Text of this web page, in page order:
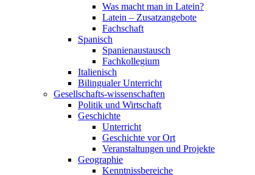
Was macht man in Latein?
Latein – Zusatzangebote
Fachschaft
Spanisch
Spanienaustausch
Fachkollegium
Italienisch
Bilingualer Unterricht
Gesellschafts-wissenschaften
Politik und Wirtschaft
Geschichte
Unterricht
Geschichte vor Ort
Veranstaltungen und Projekte
Geographie
Kenntnissbereiche